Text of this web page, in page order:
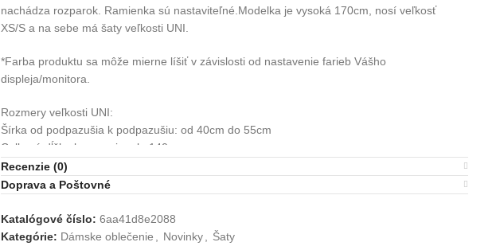
nachádza rozparok. Ramienka sú nastaviteľné.Modelka je vysoká 170cm, nosí veľkosť
XS/S a na sebe má šaty veľkosti UNI.
*Farba produktu sa môže mierne líšiť v závislosti od nastavenie farieb Vášho
displeja/monitora.
Rozmery veľkosti UNI:
Šírka od podpazušia k podpazušiu: od 40cm do 55cm
Celková dĺžka bez ramienok: 140cm
Obvod bokov do 110cm
Rozmery merané plocho + – 2 cm
Materiálové zloženie: 100% Polyester
Recenzie (0)
Doprava a Poštovné
Katalógové číslo: 6aa41d8e2088
Kategórie: Dámske oblečenie Novinky
Šaty